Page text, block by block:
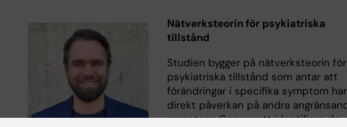
Nätverksteorin för psykiatriska
tillstånd
Studien bygger på nätverksteorin för
psykiatriska tillstånd som antar att
förändringar i specifika symptom
direkt påverkan på andra
symptom. Genom att identifiera de